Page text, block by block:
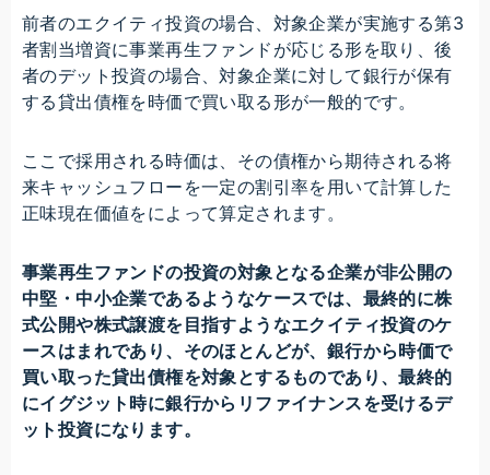
前者のエクイティ投資の場合、対象企業が実施する第3
者割当増資に事業再生ファンドが応じる形を取り、後
者のデット投資の場合、対象企業に対して銀行が保有
する貸出債権を時価で買い取る形が一般的です。
ここで採用される時価は、その債権から期待される将
来キャッシュフローを一定の割引率を用いて計算した
正味現在価値をによって算定されます。
事業再生ファンドの投資の対象となる企業が非公開の
中堅・中小企業であるようなケースでは、最終的に株
式公開や株式譲渡を目指すようなエクイティ投資のケ
ースはまれであり、そのほとんどが、銀行から時価で
買い取った貸出債権を対象とするものであり、最終的
にイグジット時に銀行からリファイナンスを受けるデ
ット投資になります。